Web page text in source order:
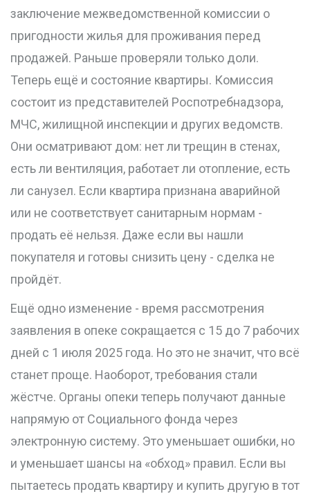
заключение межведомственной комиссии о
пригодности жилья для проживания перед
продажей. Раньше проверяли только доли.
Теперь ещё и состояние квартиры. Комиссия
состоит из представителей Роспотребнадзора,
МЧС, жилищной инспекции и других ведомств.
Они осматривают дом: нет ли трещин в стенах,
есть ли вентиляция, работает ли отопление, есть
ли санузел. Если квартира признана аварийной
или не соответствует санитарным нормам -
продать её нельзя. Даже если вы нашли
покупателя и готовы снизить цену - сделка не
пройдёт.
Ещё одно изменение - время рассмотрения
заявления в опеке сокращается с 15 до 7 рабочих
дней с 1 июля 2025 года. Но это не значит, что всё
станет проще. Наоборот, требования стали
жёстче. Органы опеки теперь получают данные
напрямую от Социального фонда через
электронную систему. Это уменьшает ошибки, но
и уменьшает шансы на «обход» правил. Если вы
пытаетесь продать квартиру и купить другую в тот